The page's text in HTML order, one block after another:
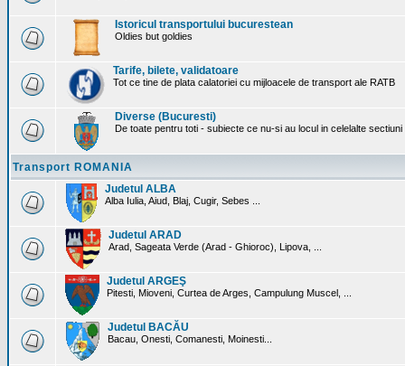
Istoricul transportului bucurestean
Oldies but goldies
Tarife, bilete, validatoare
Tot ce tine de plata calatoriei cu mijloacele de transport ale RATB
Diverse (Bucuresti)
De toate pentru toti - subiecte ce nu-si au locul in celelalte
Transport ROMANIA
Judetul ALBA
Alba Iulia, Aiud, Blaj, Cugir, Sebes ...
Judetul ARAD
Arad, Sageata Verde (Arad - Ghioroc), Lipova, ...
Judetul ARGEŞ
Pitesti, Mioveni, Curtea de Arges, Campulung Muscel, ...
Judetul BACĂU
Bacau, Onesti, Comanesti, Moinesti...